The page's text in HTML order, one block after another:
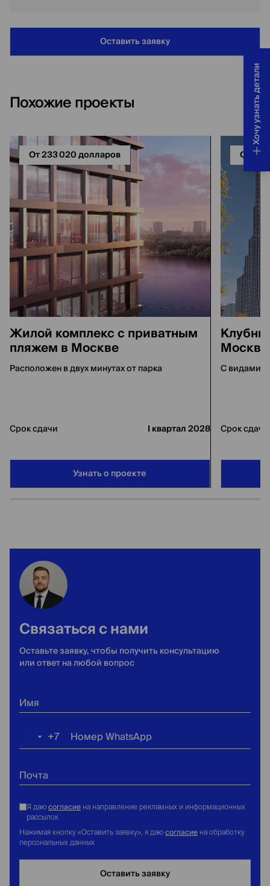
Хочу узнать детали
Оставить заявку
Похожие проекты
От 233 020 долларов
Жилой комплекс с приватным
пляжем в Москве
Расположен в двух минутах от парка
Срок сдачи I квартал 2028
Узнать о проекте
От
Москве
С видами
Срок сдачи
Связаться с нами
Оставьте заявку, чтобы получить консультацию
или ответ на любой вопрос
Имя
Россия
+7 Номер WhatsApp
Почта
Я даю согласие на направление рекламных и информационных
рассылок
Нажимая кнопку «Оставить заявку», я даю согласие на обработку
персональных данных
Оставить заявку